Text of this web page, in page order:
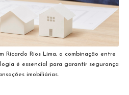
Ricardo Rios Lima, a combinação entre
é essencial para garantir segurança
imobiliárias.